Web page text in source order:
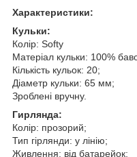
Характеристики:
Кульки:
Колір: Softy
Матеріал кульки: 100%
Кількість кульок: 20;
Діаметр кульки: 65 мм;
Зроблені вручну.
Гирлянда:
Колір: прозорий;
Тип гірлянди: у лінію;
Живлення: від батарейок;